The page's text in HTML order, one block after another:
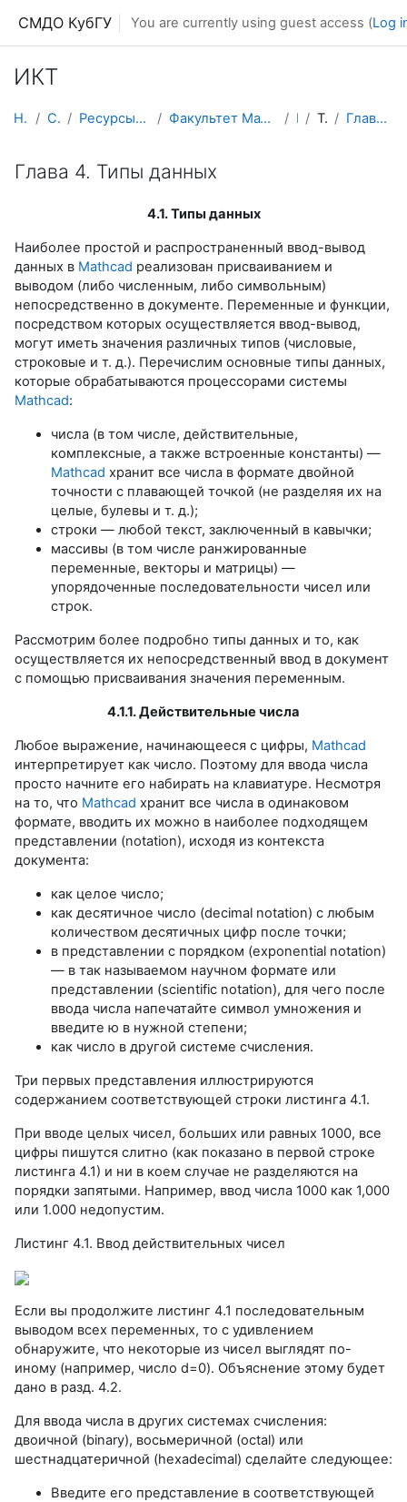
СМДО КубГУ You are currently using guest access (Log
ИКТ
Home Courses Ресурсы подразделений КубГУ Факультет Математики и компьютерных наук ИКТ Topic 4 Глава 4. Типы данных
Глава 4. Типы данных
4.1. Типы данных
Наиболее простой и распространенный ввод-вывод
данных в Mathcad реализован присваиванием и
выводом (либо численным, либо символьным)
непосредственно в документе. Переменные и функции,
посредством которых осуществляется ввод-вывод,
могут иметь значения различных типов (числовые,
строковые и т. д.). Перечислим основные типы данных,
которые обрабатываются процессорами системы
Mathcad:
числа (в том числе, действительные,
комплексные, а также встроенные константы) —
Mathcad хранит все числа в формате двойной
точности с плавающей точкой (не разделяя их на
целые, булевы и т. д.);
строки — любой текст, заключенный в кавычки;
массивы (в том числе ранжированные
переменные, векторы и матрицы) —
упорядоченные последовательности чисел или
строк.
Рассмотрим более подробно типы данных и то, как
осуществляется их непосредственный ввод в документ
с помощью присваивания значения переменным.
4.1.1. Действительные числа
Любое выражение, начинающееся с цифры, Mathcad
интерпретирует как число. Поэтому для ввода числа
просто начните его набирать на клавиатуре. Несмотря
на то, что Mathcad хранит все числа в одинаковом
формате, вводить их можно в наиболее подходящем
представлении (notation), исходя из контекста
документа:
как целое число;
как десятичное число (decimal notation) с любым
количеством десятичных цифр после точки;
в представлении с порядком (exponential notation)
— в так называемом научном формате или
представлении (scientific notation), для чего после
ввода числа напечатайте символ умножения и
введите ю в нужной степени;
как число в другой системе счисления.
Три первых представления иллюстрируются
содержанием соответствующей строки листинга 4.1.
При вводе целых чисел, больших или равных 1000, все
цифры пишутся слитно (как показано в первой строке
листинга 4.1) и ни в коем случае не разделяются на
порядки запятыми. Например, ввод числа 1000 как 1,000
или 1.000 недопустим.
Листинг 4.1. Ввод действительных чисел
Если вы продолжите листинг 4.1 последовательным
выводом всех переменных, то с удивлением
обнаружите, что некоторые из чисел выглядят по-
иному (например, число d=0). Объяснение этому будет
дано в разд. 4.2.
Для ввода числа в других системах счисления:
двоичной (binary), восьмеричной (octal) или
шестнадцатеричной (hexadecimal) сделайте следующее:
Введите его представление в соответствующей